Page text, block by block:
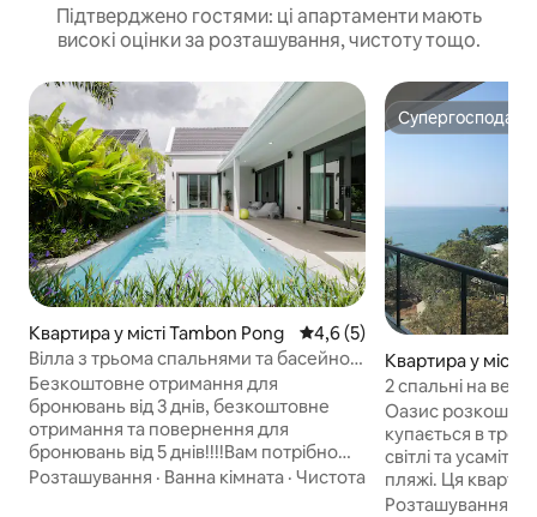
Підтверджено гостями: ці апартаменти мають
високі оцінки за розташування, чистоту тощо.
Квартира у місті Tambon Pong Середня оцінка: 4,6 з 5,
4,6 (5)
Вілла з трьома спальнями та басейном
у Паттайї, може розмістити 6 осіб
Безкоштовне отримання для
бронювань від 3 днів, безкоштовне
отримання та повернення для
бронювань від 5 днів!!!!Вам потрібно
забронювати автомобіль заздалегідь!
Розташування · Ванна кімната · Чистота
Супергосподар
Супергосподар
Квартира у місті
2 спальні на
(Escape176) з
Оазис розкоші в
купається в
світлі та
пляжі. Ця
верхньому
Розташування